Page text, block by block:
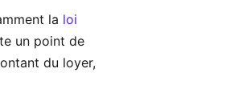
la loi
un point de
du loyer,